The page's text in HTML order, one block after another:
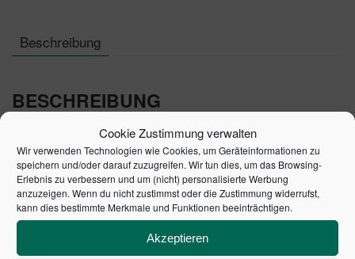
Cookie Zustimmung verwalten
Wir verwenden Technologien wie Cookies, um Geräteinformationen zu
speichern und/oder darauf zuzugreifen. Wir tun dies, um das Browsing-
Erlebnis zu verbessern und um (nicht) personalisierte Werbung
anzuzeigen. Wenn du nicht zustimmst oder die Zustimmung widerrufst,
kann dies bestimmte Merkmale und Funktionen beeinträchtigen.
Akzeptieren
Beschreibung
BESCHREIBUNG
Autor: Klaus Möller
Nichtfinanzielle Werte wieMarken, Patente,
Prozesswissen, Reputation und
Unternehmenskulturmachen in vielen Fällen einen
erheblichen Teil des Unternehmenswertes aus. Die